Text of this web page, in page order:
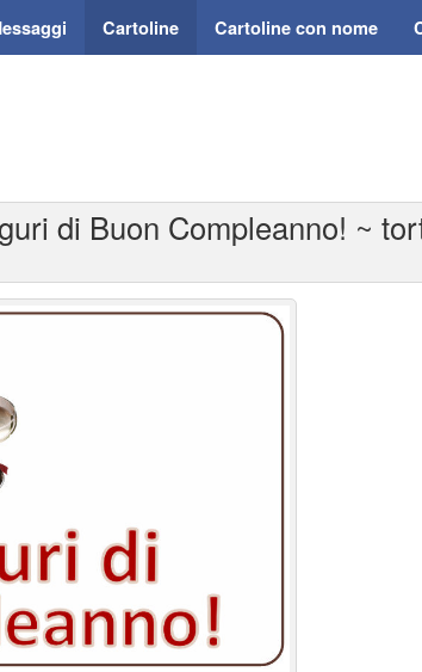
Cartoline Cartoline con nome
di Buon Compleanno! ~